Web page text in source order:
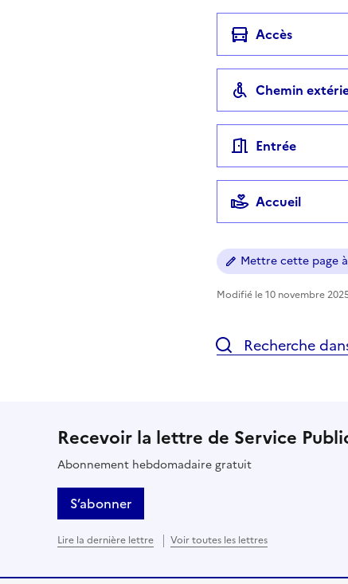
Accès
Chemin
Entrée
Accueil
Mettre cette page
Modifié le 10 novembre
Recherche
Recevoir la lettre de Service
Abonnement hebdomadaire gratuit
S’abonner
Lire la dernière lettre Voir toutes les lettres